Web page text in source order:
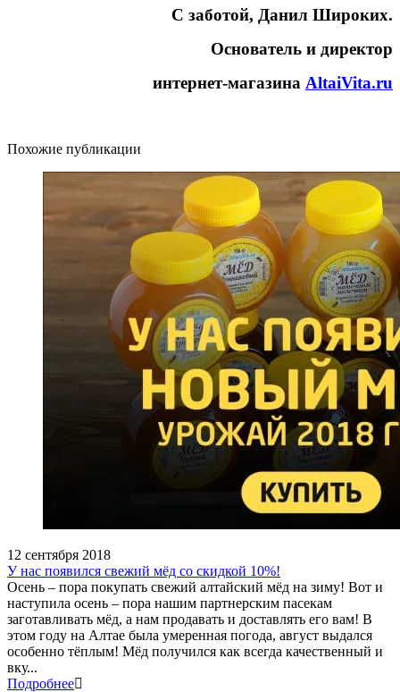
С заботой, Данил Широких.
Основатель и директор
интернет-магазина AltaiVita.ru
Похожие публикации
12 сентября 2018
У нас появился свежий мёд со скидкой 10%!
Осень – пора покупать свежий алтайский мёд на зиму! Вот и
наступила осень – пора нашим партнерским пасекам
заготавливать мёд, а нам продавать и доставлять его вам! В
этом году на Алтае была умеренная погода, август выдался
особенно тёплым! Мёд получился как всегда качественный и
вку...
Подробнее